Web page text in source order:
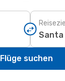
Reiseziel
Flüge suchen